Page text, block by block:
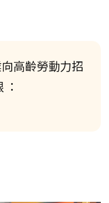
高齡勞動力招